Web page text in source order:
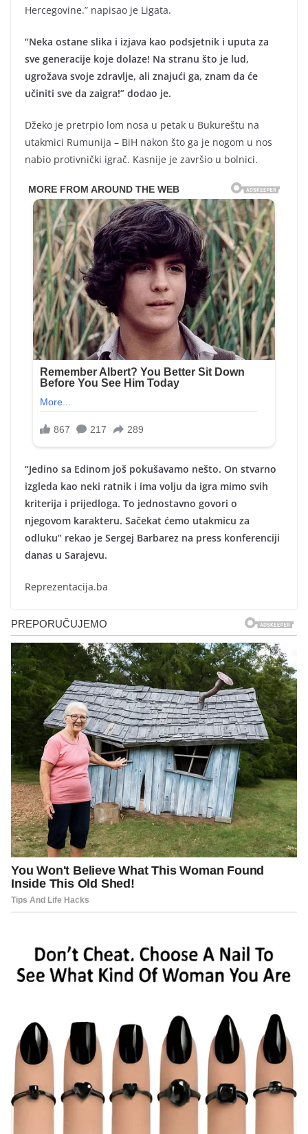
Hercegovine.” napisao je Ligata.
“Neka ostane slika i izjava kao podsjetnik i uputa za
sve generacije koje dolaze! Na stranu što je lud,
ugrožava svoje zdravlje, ali znajući ga, znam da će
učiniti sve da zaigra!” dodao je.
Džeko je pretrpio lom nosa u petak u Bukureštu na
utakmici Rumunija – BiH nakon što ga je nogom u nos
nabio protivnički igrač. Kasnije je završio u bolnici.
“Jedino sa Edinom još pokušavamo nešto. On stvarno
izgleda kao neki ratnik i ima volju da igra mimo svih
kriterija i prijedloga. To jednostavno govori o
njegovom karakteru. Sačekat ćemo utakmicu za
odluku” rekao je Sergej Barbarez na press konferenciji
danas u Sarajevu.
Reprezentacija.ba